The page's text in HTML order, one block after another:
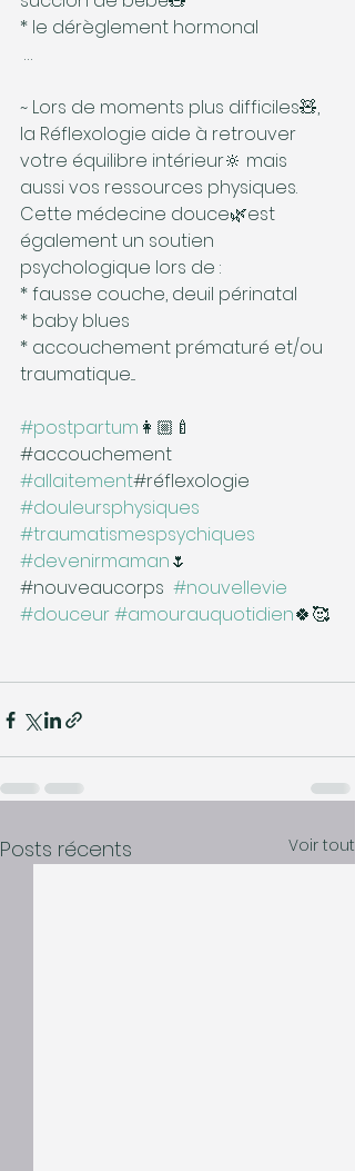
* le dérèglement hormonal
…
~ Lors de moments plus difficiles🧸,
la Réflexologie aide à retrouver
votre équilibre intérieur🔆 mais
aussi vos ressources physiques.
Cette médecine douce🌿est
également un soutien
psychologique lors de :
* fausse couche, deuil périnatal
* baby blues
* accouchement prématuré et/ou
traumatique....
#postpartum 👩🏼‍🍼
#accouchement
#allaitement#réflexologie
#douleursphysiques
#traumatismespsychiques
#devenirmaman🌷
#nouveaucorps #nouvellevie
#douceur#amourauquotidien🍀🥰
Posts récents Voir tout